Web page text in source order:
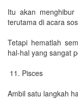
Itu akan
terutama di acara
Tetapi hematlah
hal-hal yang sangat
11. Pisces
Ambil satu langkah